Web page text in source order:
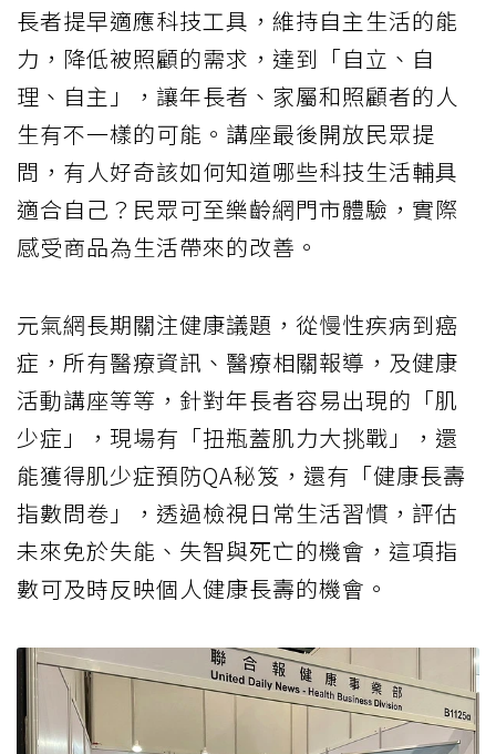
長者提早適應科技工具，維持自主生活的能
力，降低被照顧的需求，達到「自立、自
理、自主」，讓年長者、家屬和照顧者的人
生有不一樣的可能。講座最後開放民眾提
問，有人好奇該如何知道哪些科技生活輔具
適合自己？民眾可至樂齡網門市體驗，實際
感受商品為生活帶來的改善。
元氣網長期關注健康議題，從慢性疾病到癌
症，所有醫療資訊、醫療相關報導，及健康
活動講座等等，針對年長者容易出現的「肌
少症」，現場有「扭瓶蓋肌力大挑戰」，還
能獲得肌少症預防QA秘笈，還有「健康長壽
指數問卷」，透過檢視日常生活習慣，評估
未來免於失能、失智與死亡的機會，這項指
數可及時反映個人健康長壽的機會。